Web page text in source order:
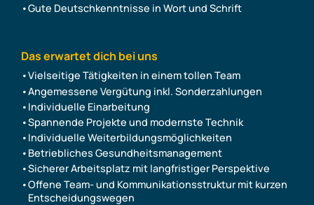
Gute Deutschkenntnisse in Wort und Schrift
Das erwartet dich bei uns
Vielseitige Tätigkeiten in einem tollen Team
Angemessene Vergütung inkl. Sonderzahlungen
Individuelle Einarbeitung
Spannende Projekte und modernste Technik
Individuelle Weiterbildungsmöglichkeiten
Betriebliches Gesundheitsmanagement
Sicherer Arbeitsplatz mit langfristiger Perspektive
Offene Team- und Kommunikationsstruktur mit kurzen
Entscheidungswegen